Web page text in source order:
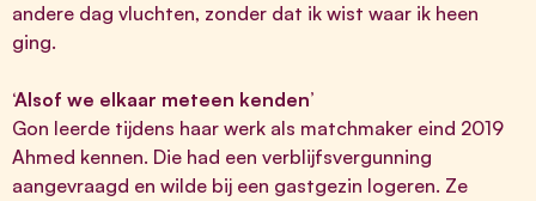
andere dag vluchten, zonder dat ik wist waar ik heen
ging.
‘Alsof we elkaar meteen kenden’
Gon leerde tijdens haar werk als matchmaker eind 2019
Ahmed kennen. Die had een verblijfsvergunning
aangevraagd en wilde bij een gastgezin logeren. Ze